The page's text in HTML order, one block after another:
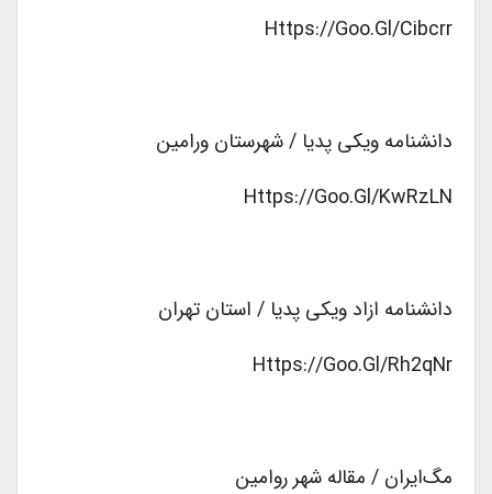
Https://goo.gl/cibcrr
دانشنامه ویکی پدیا / شهرستان ورامین
Https://goo.gl/kwRzLN
دانشنامه ازاد ویکی پدیا / استان تهران
Https://goo.gl/rh2qNr
مگ‌ایران / مقاله شهر روامین